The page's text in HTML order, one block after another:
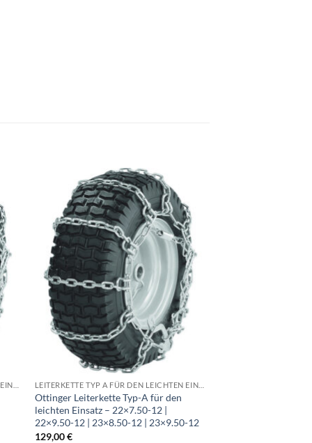
Ottinger Leiterkette Typ-A für den
leichten Einsatz – 22×7.50-12 |
22×9.50-12 | 23×8.50-12 | 23×9.50-12
129,00€